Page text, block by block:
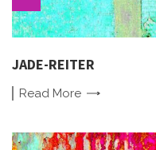
JADE-REITER
Read More